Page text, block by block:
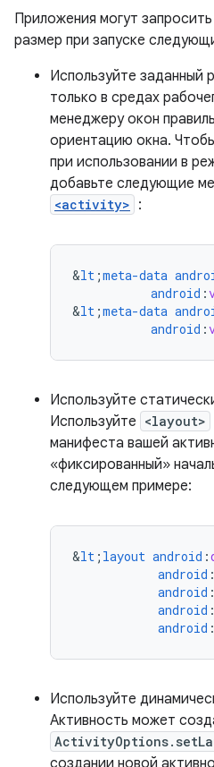
Приложения могут
размер при запуске
Используйте заданный
только в средах
менеджеру окон
ориентацию окна.
при использовании в
добавьте следующие
<activity> :
&lt ;meta-data
android :
&lt ;meta-data
android :
Используйте
Используйте <layout>
манифеста вашей
«фиксированный»
следующем примере:
&lt ; layout android :
android :
android :
android :
android :
Используйте
Активность может
создании новой